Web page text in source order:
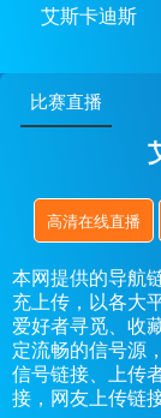
艾斯卡迪斯
比赛直播
高清在线直播
本网提供的导航
充上传，以各大
爱好者寻觅、收
定流畅的信号源
信号链接、上传
接，网友上传链